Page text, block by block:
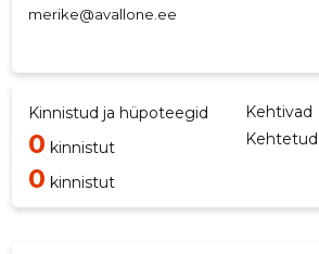
merike@avallone.ee
Kinnistud ja hüpoteegid Kehtivad
0 kinnistut Kehtetud
0 kinnistut